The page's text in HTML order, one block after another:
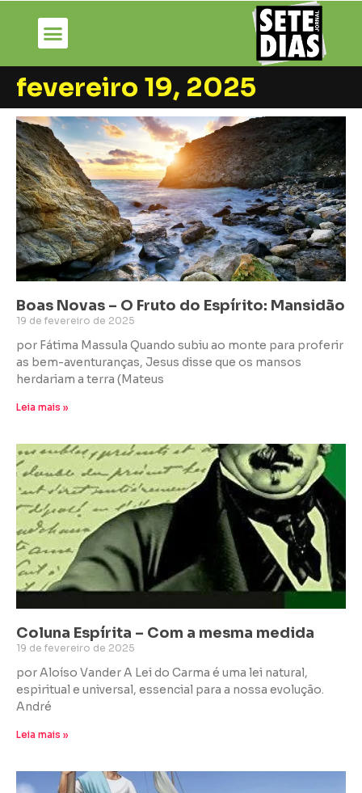
fevereiro 19, 2025
Boas Novas – O Fruto do Espírito: Mansidão
19 de fevereiro de 2025
por Fátima Massula Quando subiu ao monte para proferir
as bem-aventuranças, Jesus disse que os mansos
herdariam a terra (Mateus
Leia mais »
Coluna Espírita – Com a mesma medida
19 de fevereiro de 2025
por Aloíso Vander A Lei do Carma é uma lei natural,
espiritual e universal, essencial para a nossa evolução.
André
Leia mais »